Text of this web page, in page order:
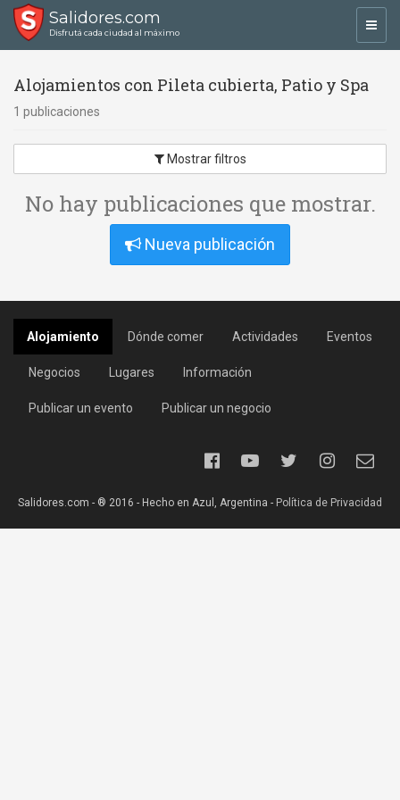
Salidores.com
Disfrutá cada ciudad al máximo
Alojamientos con Pileta cubierta, Patio y Spa
1 publicaciones
Mostrar filtros
No hay publicaciones que mostrar.
Nueva publicación
Alojamiento Dónde comer Actividades Eventos
Negocios Lugares Información
Publicar un evento Publicar un negocio
Salidores.com - ® 2016 - Hecho en Azul, Argentina - Política de Privacidad